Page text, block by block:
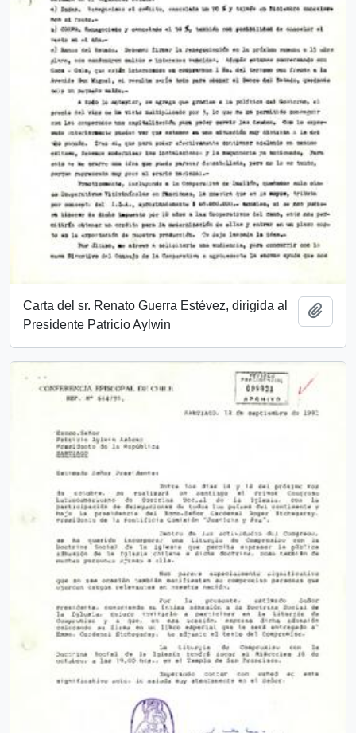
Carta del sr. Renato Guerra Estévez, dirigida al
Presidente Patricio Aylwin